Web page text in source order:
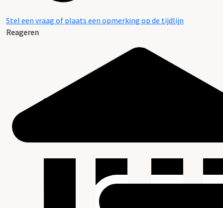
Stel een vraag of plaats een opmerking op de tijdlijn
Reageren